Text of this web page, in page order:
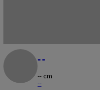
--
-- cm
--